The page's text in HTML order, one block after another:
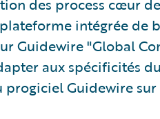
des process cœur
intégrée de
Guidewire "Global
aux spécificités
Guidewire